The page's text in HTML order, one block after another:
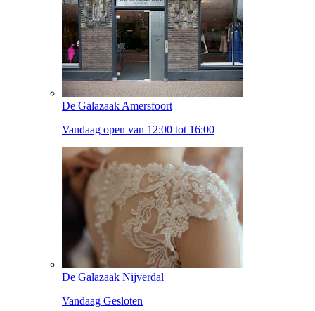
De Galazaak Amersfoort
Vandaag open van 12:00 tot 16:00
De Galazaak Nijverdal
Vandaag Gesloten